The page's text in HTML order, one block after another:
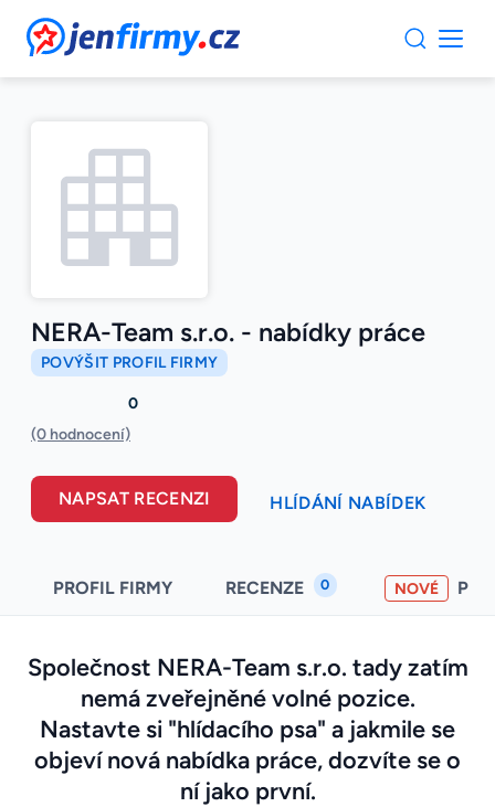
JenFirmy.cz
NERA-Team s.r.o. - nabídky práce
POVÝŠIT PROFIL FIRMY
0
(0 hodnocení)
NAPSAT RECENZI HLÍDÁNÍ NABÍDEK
PROFIL FIRMY RECENZE 0 NOVÉ
Společnost NERA-Team s.r.o. tady zatím
nemá zveřejněné volné pozice.
Nastavte si "hlídacího psa" a jakmile se
objeví nová nabídka práce, dozvíte se o
ní jako první.